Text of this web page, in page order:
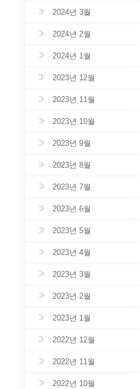
2024년 3월
2024년 2월
2024년 1월
2023년 12월
2023년 11월
2023년 10월
2023년 9월
2023년 8월
2023년 7월
2023년 6월
2023년 5월
2023년 4월
2023년 3월
2023년 2월
2023년 1월
2022년 12월
2022년 11월
2022년 10월